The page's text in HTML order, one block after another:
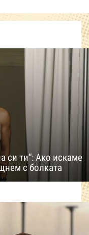
си ти“: Ако искаме
с болката